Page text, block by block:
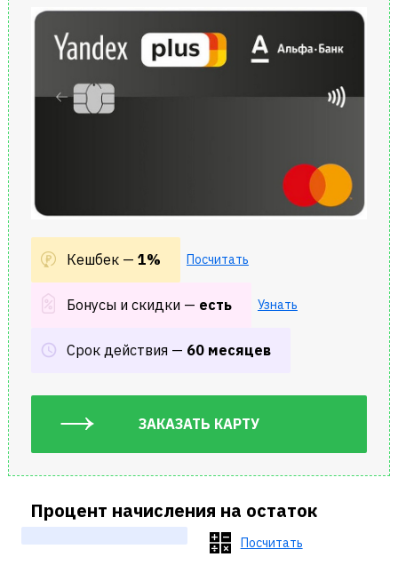
Кешбек — 1% Посчитать
Бонусы и скидки — есть Узнать
Cрок действия — 60 месяцев
ЗАКАЗАТЬ КАРТУ
Процент начисления на остаток
Посчитать